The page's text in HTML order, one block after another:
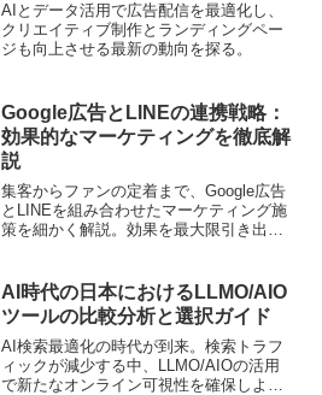
AIとデータ活用で広告配信を最適化し、
クリエイティブ制作とランディングペー
ジも向上させる最新の動向を探る。
Google広告とLINEの連携戦略：
効果的なマーケティングを徹底解
説
集客からファンの定着まで、Google広告
とLINEを組み合わせたマーケティング施
策を細かく解説。効果を最大限引き出す
AI時代の日本におけるLLMO/AIO
ツールの比較分析と選択ガイド
AI検索最適化の時代が到来。検索トラフ
ィックが減少する中、LLMO/AIOの活用
で新たなオンライン可視性を確保しよ